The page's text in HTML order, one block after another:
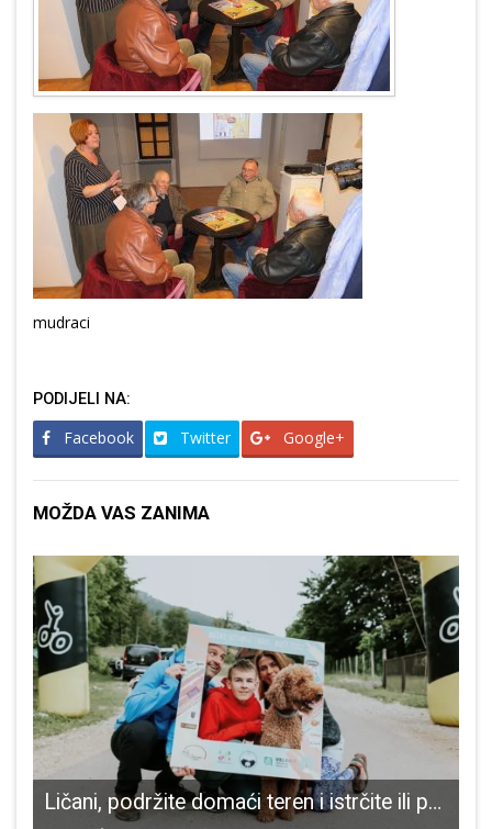
mudraci
PODIJELI NA:
Facebook Twitter Google+
MOŽDA VAS ZANIMA
Ličani, podržite domaći teren i istrčite ili prohodajte BOŠT 4 You u srcu Velebita!